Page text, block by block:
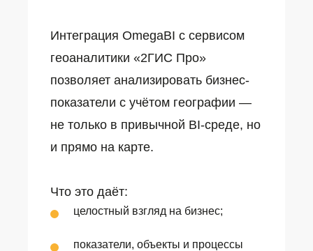
Интеграция OmegaBI с сервисом
геоаналитики «2ГИС Про»
позволяет анализировать бизнес-
показатели с учётом географии —
не только в привычной BI-среде, но
и прямо на карте.
Что это даёт:
целостный взгляд на бизнес;
показатели, объекты и процессы